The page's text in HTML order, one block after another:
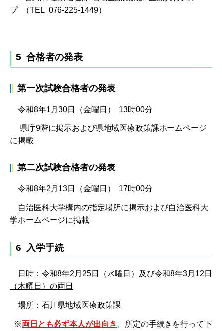
プ （TEL 076-225-1449）
5 合格者の発表
第一次試験合格者の発表
令和8年1月30日（金曜日） 13時00分
県庁9階に掲示および県地域医療政策課ホームページ
に掲載
第二次試験合格者の発表
令和8年2月13日（金曜日） 17時00分
自治医科大学構内の指定場所に掲示および自治医科大
学ホームページに掲載
6 入学手続
日時： 令和8年2月25日（水曜日）及び令和8年3月12日
（木曜日） の両日
場所：石川県地域医療政策課
※両日とも必ず本人が出向き
、所定の手続きを行って下